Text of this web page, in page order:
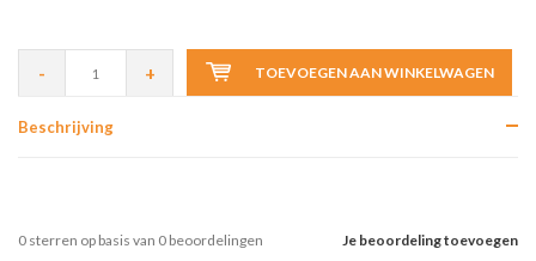
- + TOEVOEGEN AAN WINKELWAGEN
Beschrijving
Je beoordeling toevoegen
0 sterren op basis van 0 beoordelingen